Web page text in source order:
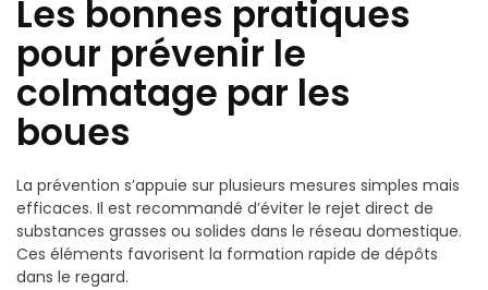
Les bonnes pratiques
pour prévenir le
colmatage par les
boues
La prévention s’appuie sur plusieurs mesures simples mais
efficaces. Il est recommandé d’éviter le rejet direct de
substances grasses ou solides dans le réseau domestique.
Ces éléments favorisent la formation rapide de dépôts
dans le regard.